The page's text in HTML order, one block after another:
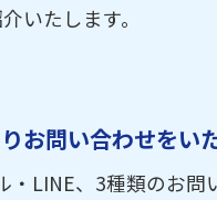
いたします。
お問い合わせをい
・LINE、3種類のお問